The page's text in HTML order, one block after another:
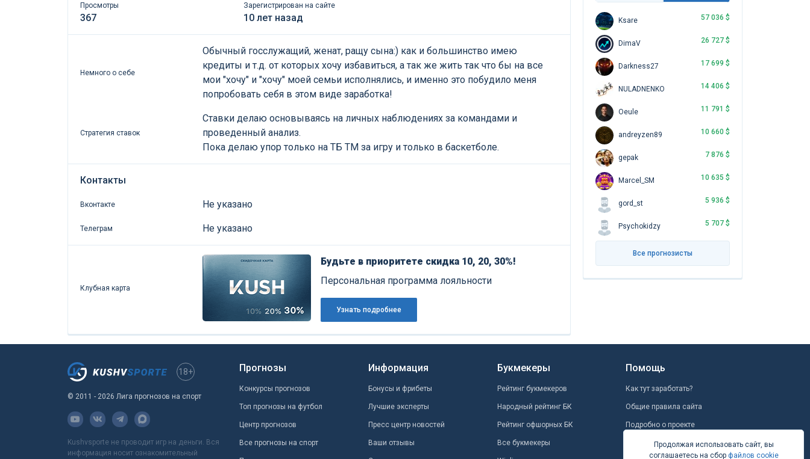
Просмотры
367
Зарегистрирован на сайте
10 лет назад
Немного о себе
Обычный госслужащий, женат, ращу сына:) как и большинство имею
кредиты и т.д. от которых хочу избавиться, а так же жить так что бы на все
мои "хочу" и "хочу" моей семьи исполнялись, и именно это побудило меня
попробовать себя в этом виде заработка!
Стратегия ставок
Ставки делаю основываясь на личных наблюдениях за командами и
проведенный анализ.
Пока делаю упор только на ТБ ТМ за игру и только в баскетболе.
Контакты
Вконтакте Не указано
Телеграм Не указано
Клубная карта
Будьте в приоритете скидка 10, 20, 30%!
Персональная программа лояльности
Узнать подробнее
Ksare 57 036 $
DimaV 26 727 $
Darkness27 17 699 $
NULADNENKO 14 406 $
Oeule 11 791 $
andreyzen89 10 660 $
gepak 7 876 $
Marcel_SM 10 635 $
gord_st 5 936 $
Psychokidzy 5 707 $
Все прогнозисты
18+
© 2011 - 2026 Лига прогнозов на спорт
Kushvsporte не проводит игр на деньги. Вся
информация носит ознакомительный
Прогнозы
Конкурсы прогнозов
Топ прогнозы на футбол
Центр прогнозов
Все прогнозы на спорт
Информация
Бонусы и фрибеты
Лучшие эксперты
Пресс центр новостей
Ваши отзывы
Букмекеры
Рейтинг букмекеров
Народный рейтинг БК
Рейтинг офшорных БК
Все букмекеры
Помощь
Как тут заработать?
Общие правила сайта
Подробно о проекте
Школа ставокПродолжая использовать сайт, вы
соглашаетесь на сбор файлов cookie